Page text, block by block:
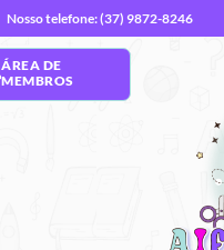
Nosso telefone: (37) 9872-8246
ÁREA DE
MEMBROS